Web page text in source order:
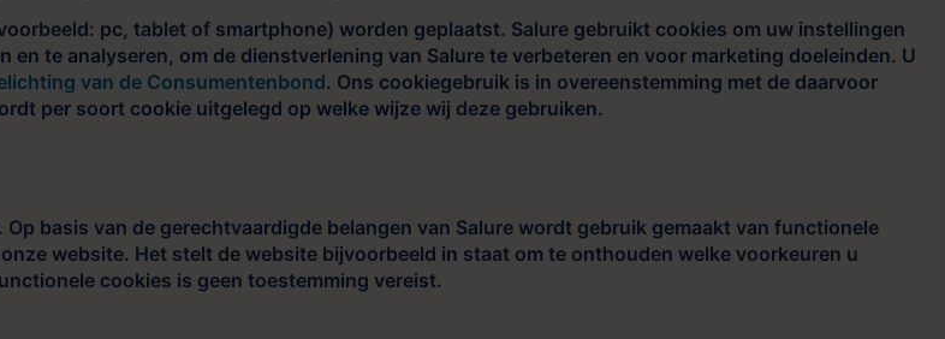
pc, tablet of smartphone) worden geplaatst. Salure gebruikt cookies om uw instellingen
te analyseren, om de dienstverlening van Salure te verbeteren en voor marketing doeleinden. U
van de Consumentenbond. Ons cookiegebruik is in overeenstemming met de daarvoor
per soort cookie uitgelegd op welke wijze wij deze gebruiken.
basis van de gerechtvaardigde belangen van Salure wordt gebruik gemaakt van functionele
website. Het stelt de website bijvoorbeeld in staat om te onthouden welke voorkeuren u
cookies is geen toestemming vereist.